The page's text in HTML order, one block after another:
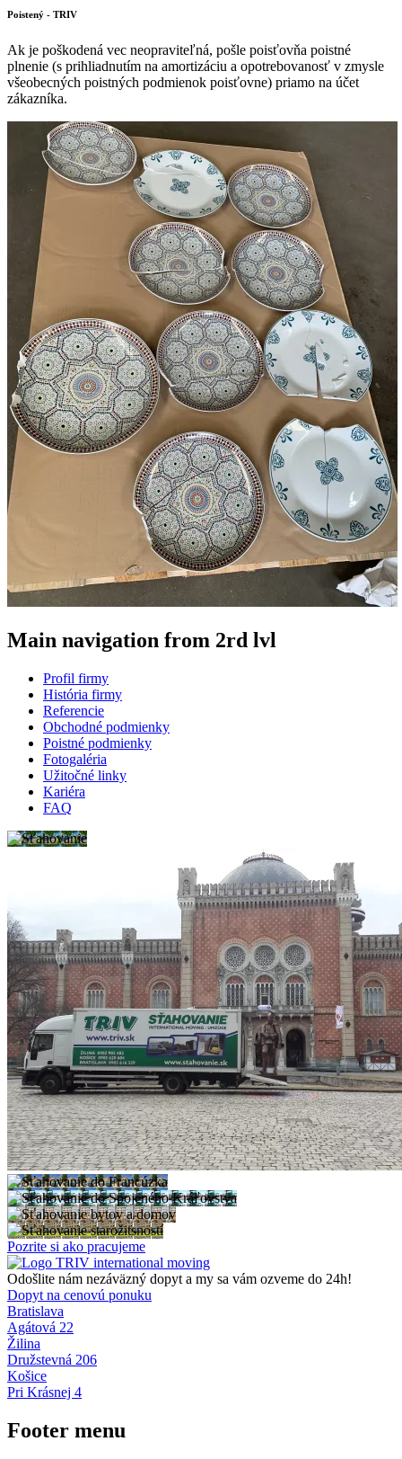
Poistený - TRIV
Ak je poškodená vec neopraviteľná, pošle poisťovňa poistné
plnenie (s prihliadnutím na amortizáciu a opotrebovanosť v zmysle
všeobecných poistných podmienok poisťovne) priamo na účet
zákazníka.
Main navigation from 2rd lvl
Profil firmy
História firmy
Referencie
Obchodné podmienky
Poistné podmienky
Fotogaléria
Užitočné linky
Kariéra
FAQ
Pozrite si ako pracujeme
Odošlite nám nezáväzný dopyt a my sa vám ozveme do 24h!
Dopyt na cenovú ponuku
Bratislava
Agátová 22
Žilina
Družstevná 206
Košice
Pri Krásnej 4
Footer menu